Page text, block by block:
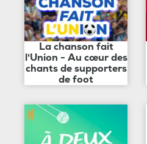
La chanson fait
l'Union - Au cœur des
chants de supporters
de foot